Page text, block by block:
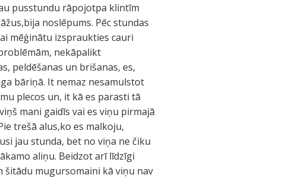
pusstundu rāpojotpa klintīm
noslēpums. Pēc stundas
mēģinātu izspraukties cauri
nekāpalikt
peldēšanas un brišanas, es,
bāriņā. It nemaz nesamulstot
plecos un, it kā es parasti tā
mani gaidīs vai es viņu pirmajā
trešā alus,ko es malkoju,
jau stunda, bet no viņa ne čiku
aliņu. Beidzot arī līdzīgi
šitādu mugursomaini kā viņu nav